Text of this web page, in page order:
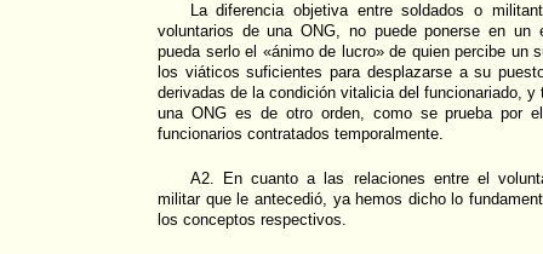
La diferencia objetiva entre soldados o
voluntarios de una ONG, no puede ponerse en un
pueda serlo el «ánimo de lucro» de quien percibe un
los viáticos suficientes para desplazarse a su
derivadas de la condición vitalicia del funcionariado,
una ONG es de otro orden, como se prueba por
funcionarios contratados temporalmente.
A2. En cuanto a las relaciones entre el
militar que le antecedió, ya hemos dicho lo
los conceptos respectivos.